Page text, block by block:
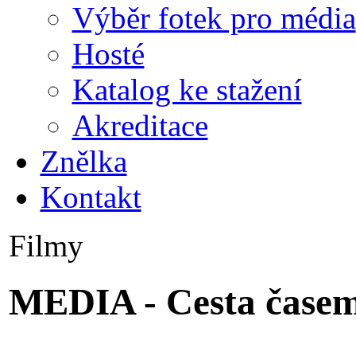
Výběr fotek pro média
Hosté
Katalog ke stažení
Akreditace
Znělka
Kontakt
Filmy
MEDIA - Cesta